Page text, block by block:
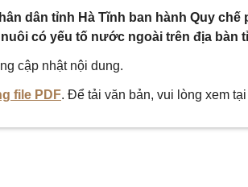
dân tỉnh Hà Tĩnh ban hành Quy chế
có yếu tố nước ngoài trên địa bàn
cập nhật nội dung.
file PDF. Để tải văn bản, vui lòng xem